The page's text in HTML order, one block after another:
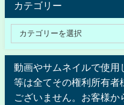
カテゴリー
動画やサムネイルで使用
等は全てその権利所有者
ございません。お客様か